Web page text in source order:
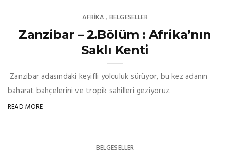
AFRIKA , BELGESELLER
Zanzibar – 2.Bölüm : Afrika’nın
Saklı Kenti
Zanzibar adasındaki keyifli yolculuk sürüyor, bu kez adanın
baharat bahçelerini ve tropik sahilleri geziyoruz.
READ MORE
BELGESELLER